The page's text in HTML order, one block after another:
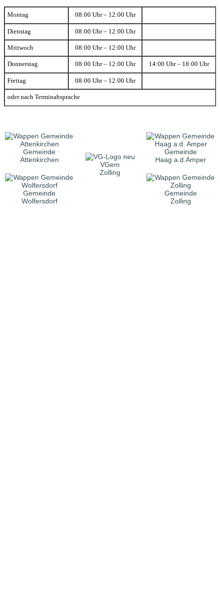
Montag 08:00 Uhr – 12:00 Uhr
Dienstag 08:00 Uhr – 12:00 Uhr
Mittwoch 08:00 Uhr – 12:00 Uhr
Donnerstag 08:00 Uhr – 12:00 Uhr 14:00 Uhr – 18:00 Uhr
Freitag 08:00 Uhr – 12:00 Uhr
oder nach Terminabsprache
Gemeinde
Attenkirchen
VGem
Zolling
Gemeinde
Haag a.d.Amper
Gemeinde
Wolfersdorf
Gemeinde
Zolling